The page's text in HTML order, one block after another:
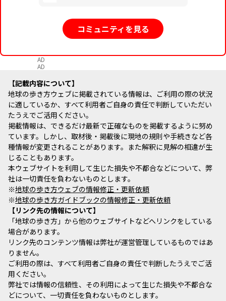
コミュニティを見る
AD
AD
記載内容について
地球の歩き方ウェブに掲載されている情報は、ご利用の際の状況
に適しているか、すべて利用者ご自身の責任で判断していただい
たうえでご活用ください。
掲載情報は、できるだけ最新で正確なものを掲載するように努め
ています。しかし、取材後・掲載後に現地の規則や手続きなど各
種情報が変更されることがあります。また解釈に見解の相違が生
じることもあります。
本ウェブサイトを利用して生じた損失や不都合などについて、弊
社は一切責任を負わないものとします。
※地球の歩き方ウェブの情報修正・更新依頼
※地球の歩き方ガイドブックの情報修正・更新依頼
リンク先の情報について
「地球の歩き方」から他のウェブサイトなどへリンクをしている
場合があります。
リンク先のコンテンツ情報は弊社が運営管理しているものではあ
りません。
ご利用の際は、すべて利用者ご自身の責任で判断したうえでご活
用ください。
弊社では情報の信頼性、その利用によって生じた損失や不都合な
どについて、一切責任を負わないものとします。